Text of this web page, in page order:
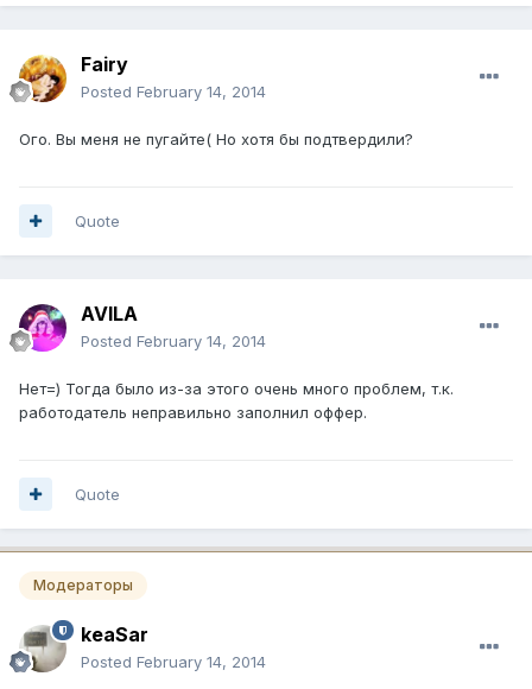
Fairy
Posted February 14, 2014
Ого. Вы меня не пугайте( Но хотя бы подтвердили?
Quote
AVILA
Posted February 14, 2014
Нет=) Тогда было из-за этого очень много проблем, т.к.
работодатель неправильно заполнил оффер.
Quote
Модераторы
keaSar
Posted February 14, 2014